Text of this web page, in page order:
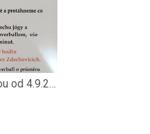
Cvičení s Věrou od 4.9.2024